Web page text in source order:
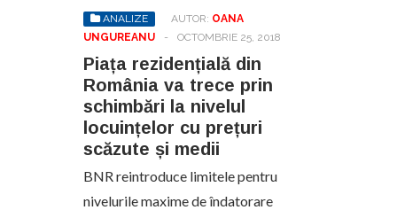
ANALIZE AUTOR: OANA
UNGUREANU
- OCTOMBRIE 25, 2018
Piața rezidențială din
România va trece prin
schimbări la nivelul
locuințelor cu prețuri
scăzute și medii
BNR reintroduce limitele pentru
nivelurile maxime de îndatorare